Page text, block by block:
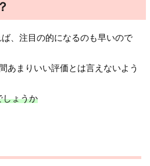
、注目の的になるのも早いので
あまりいい評価とは言えないよう
しょうか